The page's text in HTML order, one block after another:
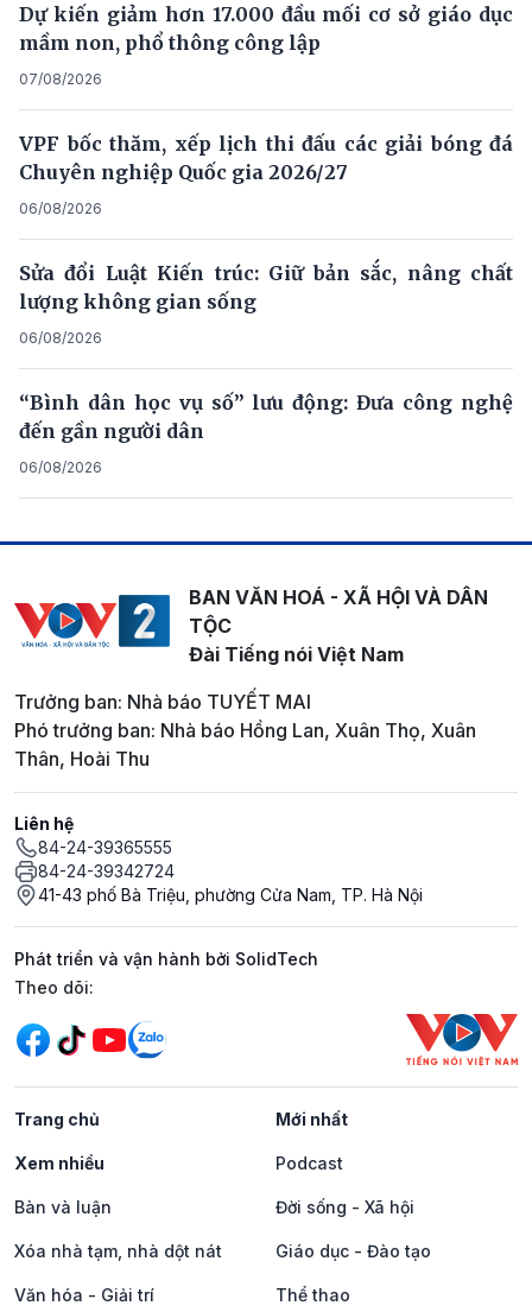
Dự kiến giảm hơn 17.000 đầu mối cơ sở giáo dục
mầm non, phổ thông công lập
07/08/2026
VPF bốc thăm, xếp lịch thi đấu các giải bóng đá
Chuyên nghiệp Quốc gia 2026/27
06/08/2026
Sửa đổi Luật Kiến trúc: Giữ bản sắc, nâng chất
lượng không gian sống
06/08/2026
“Bình dân học vụ số” lưu động: Đưa công nghệ
đến gần người dân
06/08/2026
BAN VĂN HOÁ - XÃ HỘI VÀ DÂN
TỘC
Đài Tiếng nói Việt Nam
Trưởng ban: Nhà báo TUYẾT MAI
Phó trưởng ban: Nhà báo Hồng Lan, Xuân Thọ, Xuân
Thân, Hoài Thu
Liên hệ
84-24-39365555
84-24-39342724
41-43 phố Bà Triệu, phường Cửa Nam, TP. Hà Nội
Phát triển và vận hành bởi SolidTech
Mạng xã hội
Theo dõi:
Trang chủ Mới nhất
Xem nhiều Podcast
Bàn và luận Đời sống - Xã hội
Xóa nhà tạm, nhà dột nát Giáo dục - Đào tạo
Văn hóa - Giải trí Thể thao